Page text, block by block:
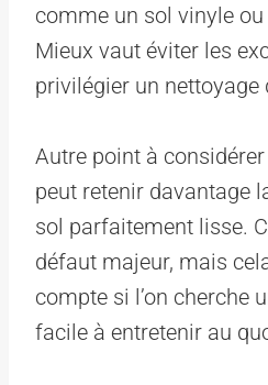
comme un sol vinyle
Mieux vaut éviter les
privilégier un nettoyage
Autre point à
peut retenir davantage
sol parfaitement lisse.
défaut majeur, mais
compte si l’on cherche
facile à entretenir au